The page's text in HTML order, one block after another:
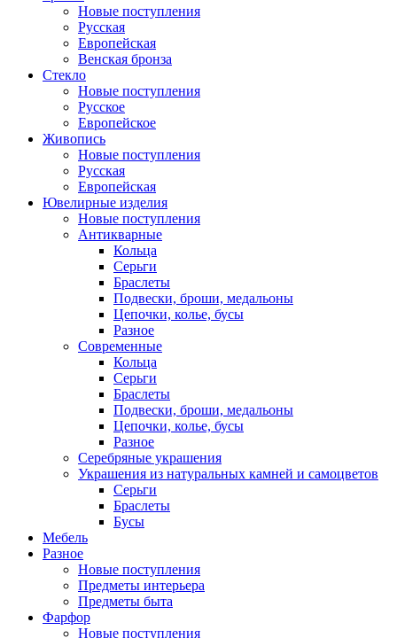
Новые поступления
Русская
Европейская
Венская бронза
Стекло
Новые поступления
Русское
Европейское
Живопись
Новые поступления
Русская
Европейская
Ювелирные изделия
Новые поступления
Антикварные
Кольца
Серьги
Браслеты
Подвески, броши, медальоны
Цепочки, колье, бусы
Разное
Современные
Кольца
Серьги
Браслеты
Подвески, броши, медальоны
Цепочки, колье, бусы
Разное
Серебряные украшения
Украшения из натуральных камней и самоцветов
Серьги
Браслеты
Бусы
Мебель
Разное
Новые поступления
Предметы интерьера
Предметы быта
Фарфор
Новые поступления